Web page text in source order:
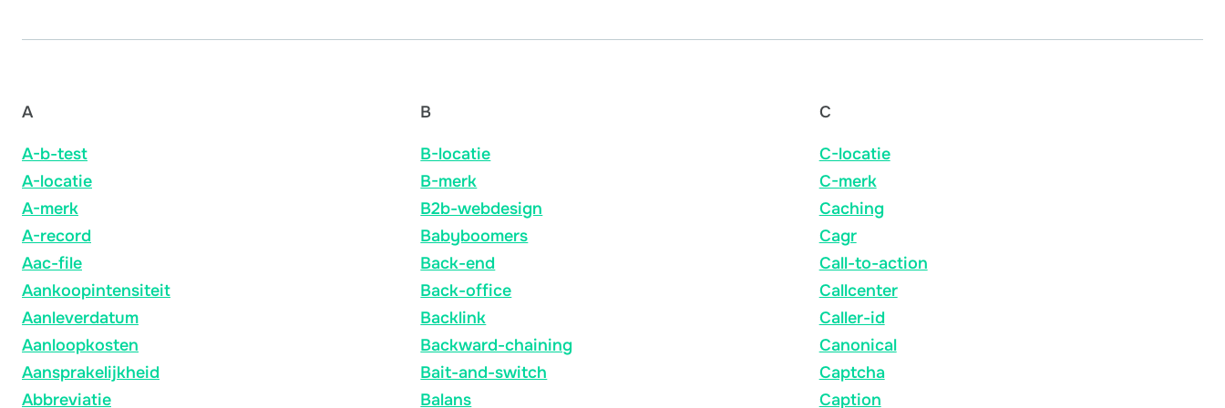
A
A-b-test
A-locatie
A-merk
A-record
Aac-file
Aankoopintensiteit
Aanleverdatum
Aanloopkosten
Aansprakelijkheid
Abbreviatie
B
B-locatie
B-merk
B2b-webdesign
Babyboomers
Back-end
Back-office
Backlink
Backward-chaining
Bait-and-switch
Balans
C
C-locatie
C-merk
Caching
Cagr
Call-to-action
Callcenter
Caller-id
Canonical
Captcha
Caption